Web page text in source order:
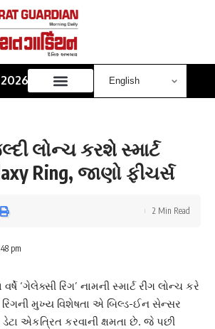
લોન્ચ કરશે સ્માર્ટ
Ring, જાણો ફીચર્સ
pm
2 Min Read
‘ગેલેક્સી રિંગ’ નામની સ્માર્ટ રીંગ લોન્ચ કરે
રિંગની મુખ્ય વિશેષતા એ બિલ્ડ-ઈન સેન્સર
ડેટા એકત્રિત કરવાની ક્ષમતા છે. જે પછી